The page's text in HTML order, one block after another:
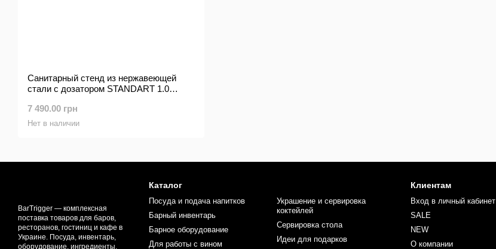
Санитарный стенд из нержавеющей
стали с дозатором STANDART 1.0
7 490.00 грн
Нет в наличии
BarTrigger — комплексная
поставка товаров для баров,
ресторанов, гостиниц и кафе в
Украине. Посуда, инвентарь,
оборудование, ингредиенты,
Каталог
Посуда и подача напитков
Барный инвентарь
Барное оборудование
Для работы с вином
Украшение и сервировка
коктейлей
Сервировка стола
Идеи для подарков
Клиентам
Вход в личный кабинет
SALE
NEW
О компании